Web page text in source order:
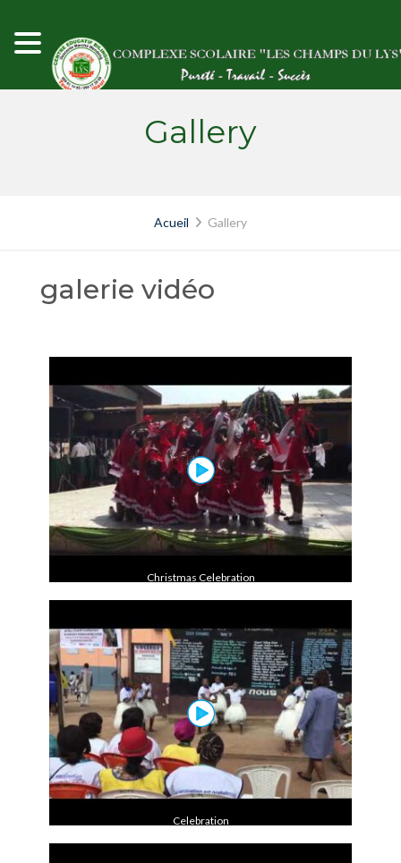
Skip
Gallery
Acueil Gallery
galerie vidéo
Christmas Celebration
Celebration